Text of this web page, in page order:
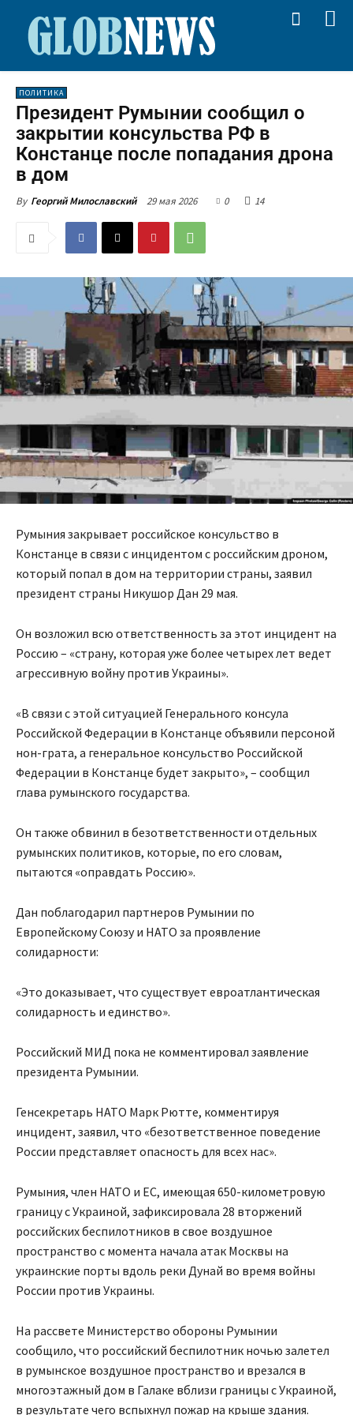
ПОЛИТИКА
Президент Румынии сообщил о
закрытии консульства РФ в
Констанце после попадания дрона
в дом
By Георгий Милославский 29 мая 2026 0 14
Румыния закрывает российское консульство в
Констанце в связи с инцидентом с российским дроном,
который попал в дом на территории страны, заявил
президент страны Никушор Дан 29 мая.
Он возложил всю ответственность за этот инцидент на
Россию – «страну, которая уже более четырех лет ведет
агрессивную войну против Украины».
«В связи с этой ситуацией Генерального консула
Российской Федерации в Констанце объявили персоной
нон-грата, а генеральное консульство Российской
Федерации в Констанце будет закрыто», – сообщил
глава румынского государства.
Он также обвинил в безответственности отдельных
румынских политиков, которые, по его словам,
пытаются «оправдать Россию».
Дан поблагодарил партнеров Румынии по
Европейскому Союзу и НАТО за проявление
солидарности:
«Это доказывает, что существует евроатлантическая
солидарность и единство».
Российский МИД пока не комментировал заявление
президента Румынии.
Генсекретарь НАТО Марк Рютте, комментируя
инцидент, заявил, что «безответственное поведение
России представляет опасность для всех нас».
Румыния, член НАТО и ЕС, имеющая 650-километровую
границу с Украиной, зафиксировала 28 вторжений
российских беспилотников в свое воздушное
пространство с момента начала атак Москвы на
украинские порты вдоль реки Дунай во время войны
России против Украины.
На рассвете Министерство обороны Румынии
сообщило, что российский беспилотник ночью залетел
в румынское воздушное пространство и врезался в
многоэтажный дом в Галаке вблизи границы с Украиной,
в результате чего вспыхнул пожар на крыше здания.